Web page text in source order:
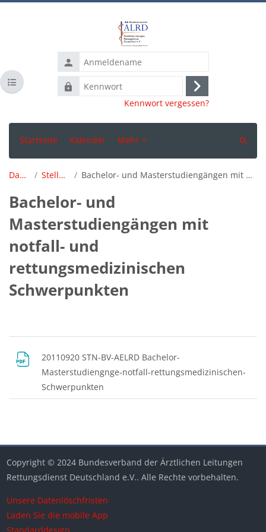
Anmeldename
Kennwort
Anmelden
Kennwort vergessen?
Startseite Kalender Mehr
Suchen
Kursindex öffnen
Dashboard Stellungnahmen Bachelor- und Masterstudiengängen mit notfall- und rettungsmedizinischen Schwerpunkten
Bachelor- und
Masterstudiengängen mit
notfall- und
rettungsmedizinischen
Schwerpunkten
Blöcke
Abschnittsübersicht
20110920 STN-BV-AELRD Bachelor-
Masterstudiengnge-notfall-rettungsmedizinischen-
Schwerpunkten
Blöcke
Blöcke
Blöcke
Blöcke
Copyright © 2024 Bundesverband der Ärztlichen Leitungen
Rettungsdienst Deutschland e.V.. Alle Rechte vorbehalten.
Unsere Datenlöschfristen
Laden Sie die mobile App